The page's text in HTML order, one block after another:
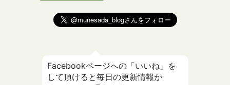
Facebookページへの「いいね」を
して頂けると毎日の更新情報が